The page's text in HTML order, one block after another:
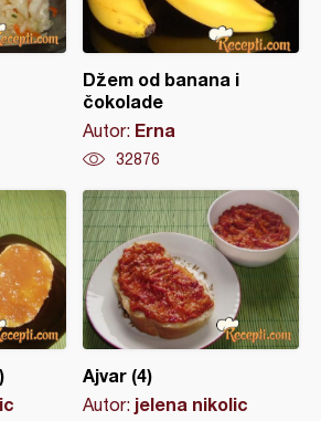
Džem od banana i
čokolade
Autor: Erna
32876
Ajvar (4)
Autor: jelena nikolic